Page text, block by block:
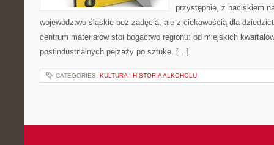
przystępnie, z naciskiem
województwo śląskie bez zadęcia, ale z ciekawością dla
centrum materiałów stoi bogactwo regionu: od miejskich
postindustrialnych pejzaży po sztukę. […]
CATEGORIES: KULTURA I HISTORIA ALKOHOLU